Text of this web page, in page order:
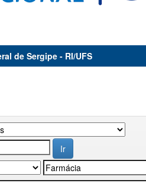
de Sergipe - RI/UFS